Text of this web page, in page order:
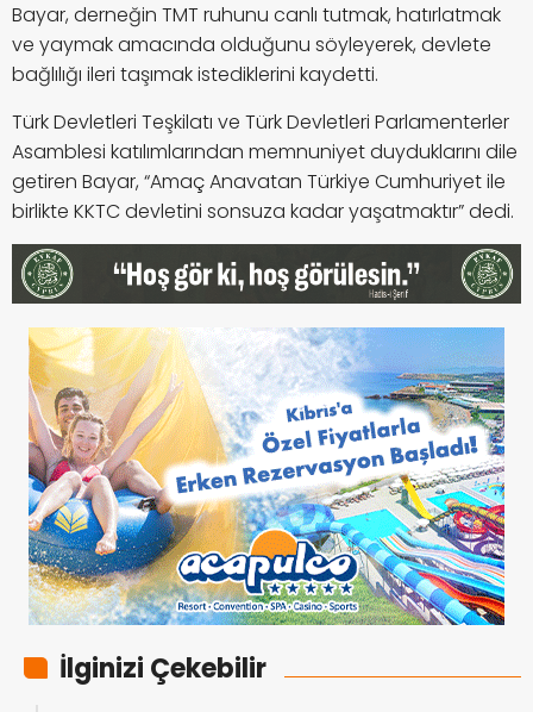
Bayar, derneğin TMT ruhunu canlı tutmak, hatırlatmak
ve yaymak amacında olduğunu söyleyerek, devlete
bağlılığı ileri taşımak istediklerini kaydetti.
Türk Devletleri Teşkilatı ve Türk Devletleri Parlamenterler
Asamblesi katılımlarından memnuniyet duyduklarını dile
getiren Bayar, “Amaç Anavatan Türkiye Cumhuriyet ile
birlikte KKTC devletini sonsuza kadar yaşatmaktır” dedi.
İlginizi Çekebilir